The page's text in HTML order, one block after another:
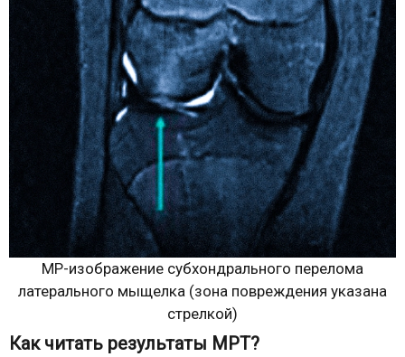
МР-изображение субхондрального перелома
латерального мыщелка (зона повреждения указана
стрелкой)
Как читать результаты МРТ?